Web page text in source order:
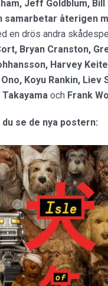
Jeff Goldblum,
samarbetar återigen
en drös andra
Bryan Cranston,
Harvey
Koyu Rankin, Liev
och Frank
du se de nya postern: